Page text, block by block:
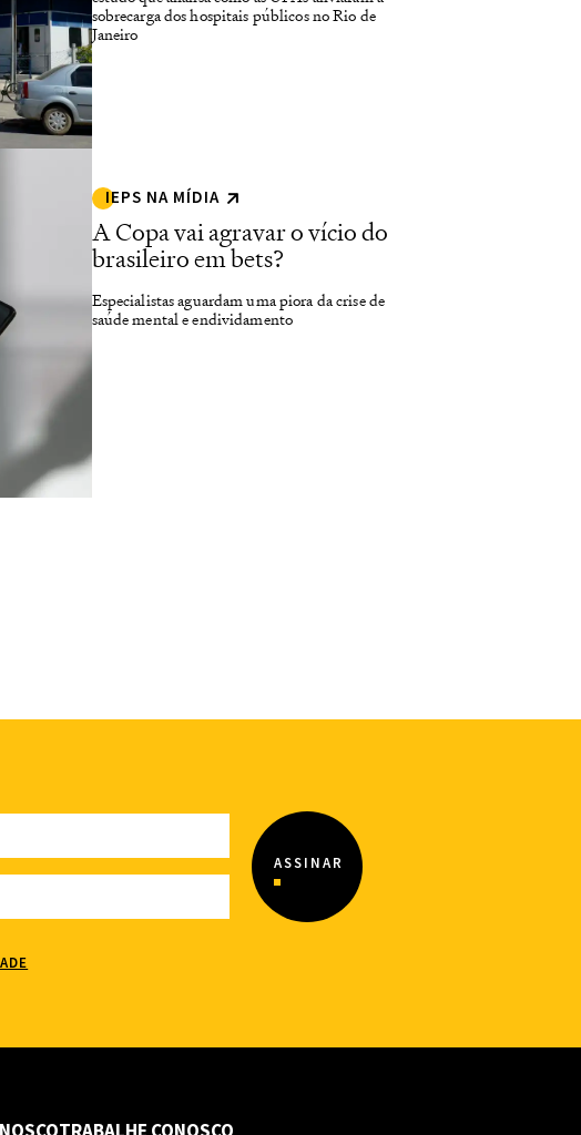
sobrecarga dos hospitais públicos no Rio de
Janeiro
IEPS NA MÍDIA
A Copa vai agravar o vício do
brasileiro em bets?
Especialistas aguardam uma piora da crise de
saúde mental e endividamento